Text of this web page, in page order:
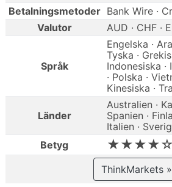
Betalningsmetoder Bank Wire ·
Valutor
AUD · CHF ·
Språk
Engelska ·
Tyska ·
Indonesiska ·
· Polska ·
Kinesiska ·
Länder
Australien ·
Spanien ·
Italien ·
Betyg
★★★★☆
ThinkMarkets »